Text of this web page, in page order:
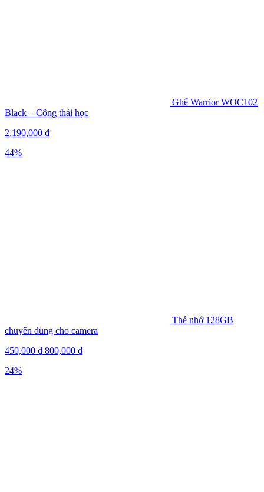
Ghế Warrior WOC102
Black – Công thái học
2,190,000 ₫
44%
Thẻ nhớ 128GB
chuyên dùng cho camera
450,000 ₫ 800,000 ₫
24%